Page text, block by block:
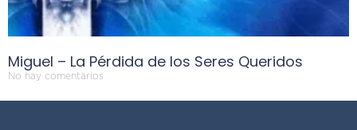
Miguel – La Pérdida de los Seres Queridos
No hay comentarios